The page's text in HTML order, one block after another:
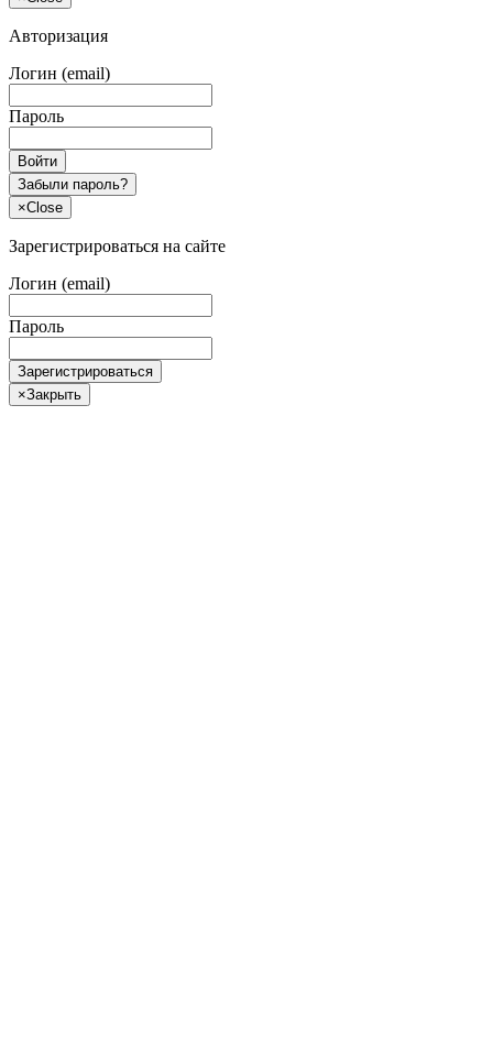
Авторизация
Логин (email)
Пароль
Войти
Забыли пароль?
×Close
Зарегистрироваться на сайте
Логин (email)
Пароль
Зарегистрироваться
×Закрыть